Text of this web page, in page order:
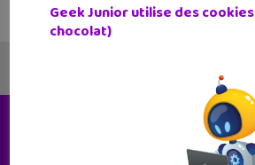
Geek Junior utilise des
chocolat)